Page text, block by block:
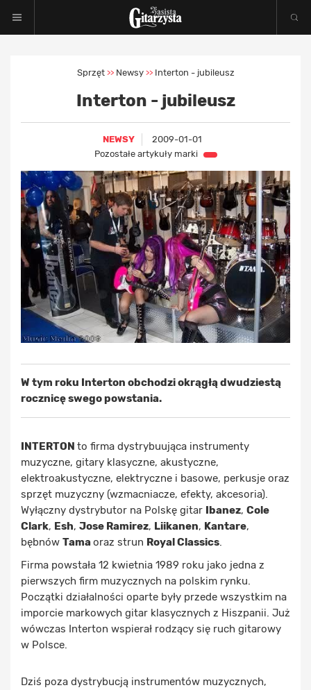
Sprzęt >> Newsy >> Interton - jubileusz
Interton - jubileusz
NEWSY
2009-01-01
Pozostałe artykuły marki
W tym roku Interton obchodzi okrągłą dwudziestą
rocznicę swego powstania.
INTERTON to firma dystrybuująca instrumenty
muzyczne, gitary klasyczne, akustyczne,
elektroakustyczne, elektryczne i basowe, perkusje oraz
sprzęt muzyczny (wzmacniacze, efekty, akcesoria).
Wyłączny dystrybutor na Polskę gitar Ibanez, Cole
Clark, Esh, Jose Ramirez, Liikanen, Kantare,
bębnów Tama oraz strun Royal Classics.
Firma powstała 12 kwietnia 1989 roku jako jedna z
pierwszych firm muzycznych na polskim rynku.
Początki działalności oparte były przede wszystkim na
imporcie markowych gitar klasycznych z Hiszpanii. Już
wówczas Interton wspierał rodzący się ruch gitarowy
w Polsce.
Dziś poza dystrybucją instrumentów muzycznych,